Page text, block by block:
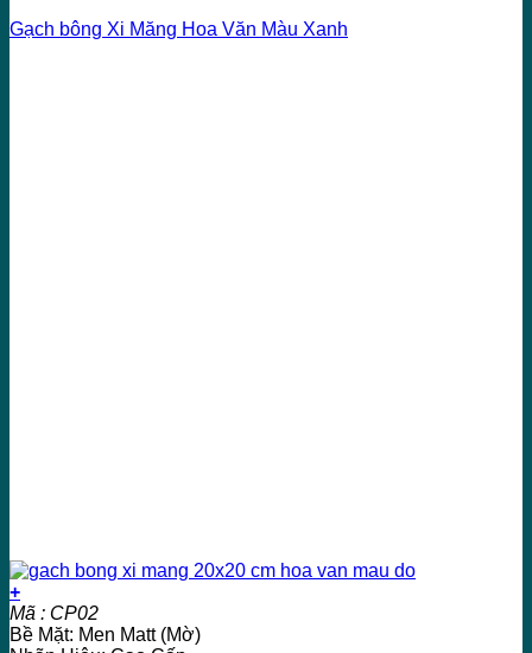
Gạch bông Xi Măng Hoa Văn Màu Xanh
+
Mã : CP02
Bề Mặt: Men Matt (Mờ)